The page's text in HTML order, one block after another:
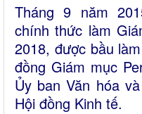
Tháng 9 năm
chính thức làm
2018, được bầu
đồng Giám mục
Ủy ban Văn hóa
Hội đồng Kinh tế.